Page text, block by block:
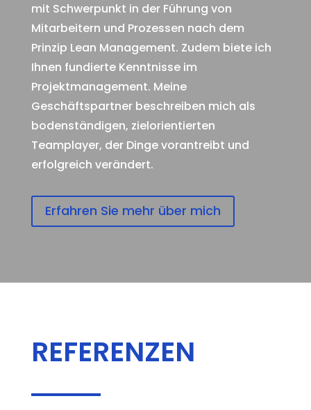
mit Schwerpunkt in der Führung von
Mitarbeitern und Prozessen nach dem
Prinzip Lean Management. Zudem biete ich
Ihnen fundierte Kenntnisse im
Projektmanagement. Meine
Geschäftspartner beschreiben mich als
bodenständigen, zielorientierten
Teamplayer, der Dinge vorantreibt und
erfolgreich verändert.
Erfahren Sie mehr über mich
REFERENZEN